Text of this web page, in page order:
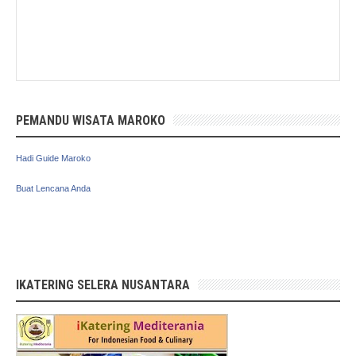
PEMANDU WISATA MAROKO
Hadi Guide Maroko
Buat Lencana Anda
IKATERING SELERA NUSANTARA